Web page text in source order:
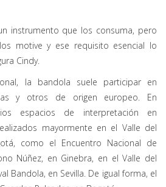
instrumento que los consuma, pero
motive y ese requisito esencial lo
Cindy.
la bandola suele participar en
y otros de origen europeo. En
espacios de interpretación en
mayormente en el Valle del
como el Encuentro Nacional de
Núñez, en Ginebra, en el Valle del
Bandola, en Sevilla. De igual forma, el